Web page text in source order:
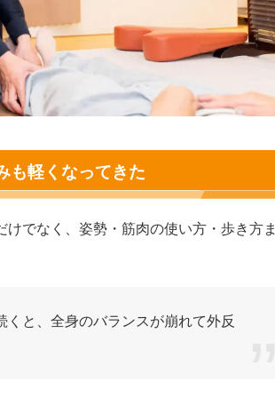
も軽くなってきた
でなく、姿勢・筋肉の使い方・歩き方ま
くと、全身のバランスが崩れて外反